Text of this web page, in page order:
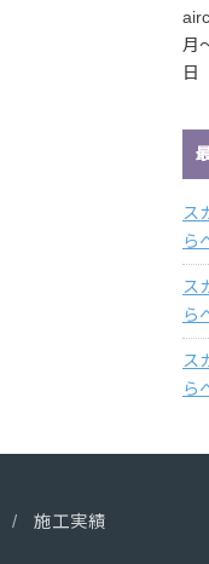
月
日
ス
ら
ス
ら
ス
ら
施工実績